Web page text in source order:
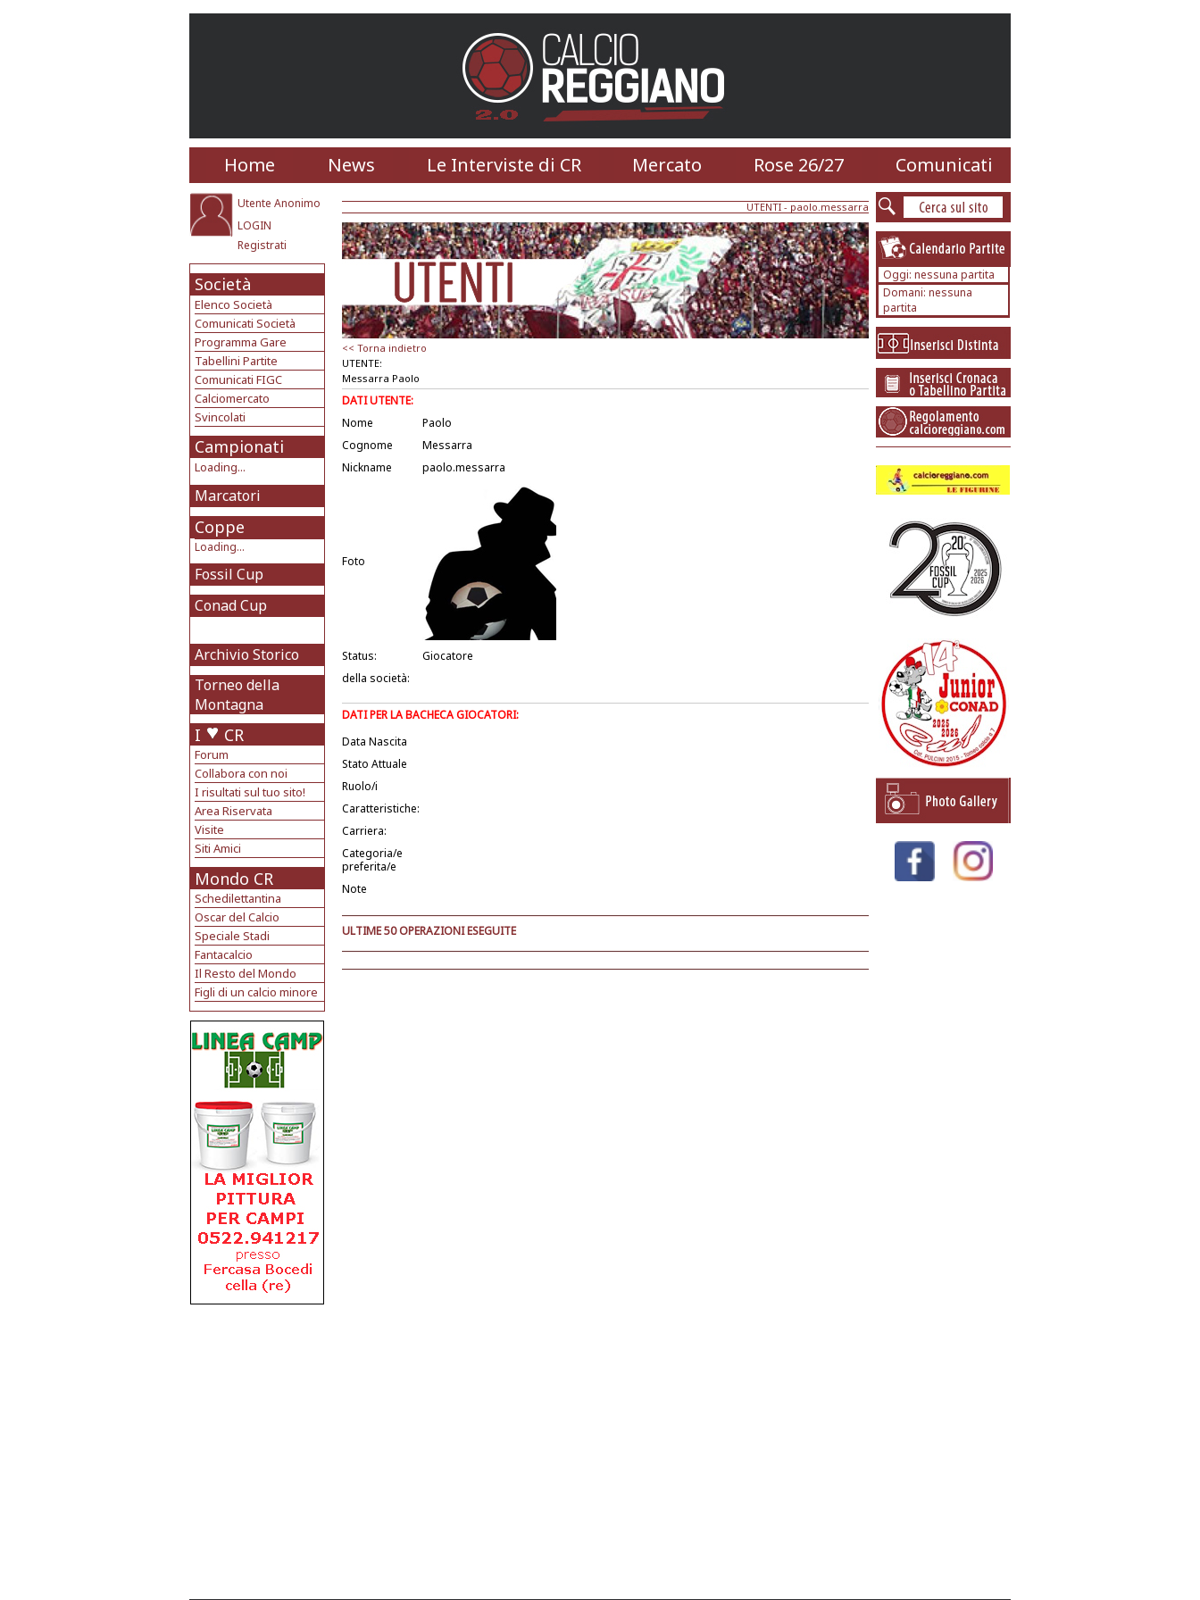
Home News Le Interviste di CR Mercato Rose 26/27 Comunicati
Utente Anonimo
LOGIN
Registrati
Società
Elenco Società
Comunicati Società
Programma Gare
Tabellini Partite
Comunicati FIGC
Calciomercato
Svincolati
Campionati
Loading...
Marcatori
Coppe
Loading...
Fossil Cup
Conad Cup
Archivio Storico
Torneo della
Montagna
I CR
Forum
Collabora con noi
I risultati sul tuo sito!
Area Riservata
Visite
Siti Amici
Mondo CR
Schedilettantina
Oscar del Calcio
Speciale Stadi
Fantacalcio
Il Resto del Mondo
Figli di un calcio minore
UTENTI - paolo.messarra
<< Torna indietro
UTENTE:
Messarra Paolo
DATI UTENTE:
Nome
Paolo
Cognome
Messarra
Nickname
paolo.messarra
Foto
Status:
Giocatore
della società:
DATI PER LA BACHECA GIOCATORI:
Data Nascita
Stato Attuale
Ruolo/i
Caratteristiche:
Carriera:
Categoria/e
preferita/e
Note
ULTIME 50 OPERAZIONI ESEGUITE
Oggi: nessuna partita
Domani: nessuna
partita